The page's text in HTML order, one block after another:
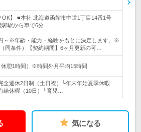
OK】 ■本社 北海道函館市中道1丁目14番1号
郭駅から車で6分…
～※年齢・能力・経験をもとに決定します。※
同条件）【契約期間】6ヶ月更新の可…
休憩1時間）※時間外月平均15時間
全週休2日制（土日祝）└年末年始夏季休暇
給休暇（10日）└育児…
気になる